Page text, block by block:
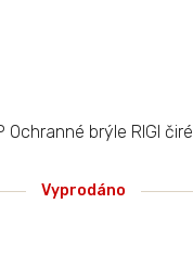
Ochranné brýle RIGI čiré
Vyprodáno